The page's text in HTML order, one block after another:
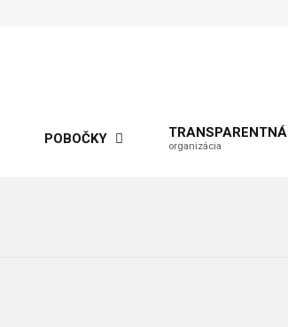
POBOČKY TRANSPARENTNÁ
organizácia